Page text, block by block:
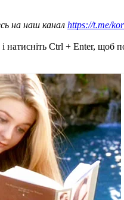
на наш канал https://t.me/
натисніть Ctrl + Enter, щоб